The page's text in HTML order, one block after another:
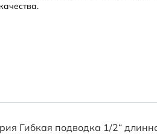
Гибкая подводка 1/2“